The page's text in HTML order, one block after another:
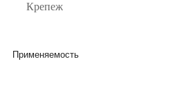
Крепеж
Применяемость